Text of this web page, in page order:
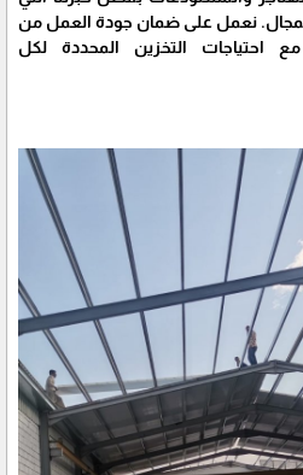
في هذا المجال. نعمل على ضمان جودة العمل من
احتياجات التخزين المحددة لكل